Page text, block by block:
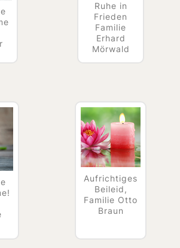
Ruhe in
Frieden
Familie
Erhard
Mörwald
Aufrichtiges
Beileid,
Familie Otto
Braun